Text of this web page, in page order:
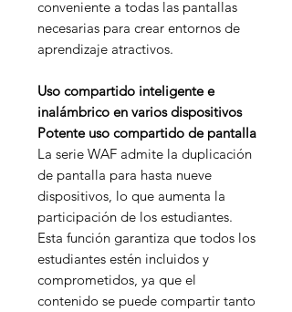
conveniente a todas las pantallas
necesarias para crear entornos de
aprendizaje atractivos.
Uso compartido inteligente e
inalámbrico en varios dispositivos
Potente uso compartido de pantalla
La serie WAF admite la duplicación
de pantalla para hasta nueve
dispositivos, lo que aumenta la
participación de los estudiantes.
Esta función garantiza que todos los
estudiantes estén incluidos y
comprometidos, ya que el
contenido se puede compartir tanto